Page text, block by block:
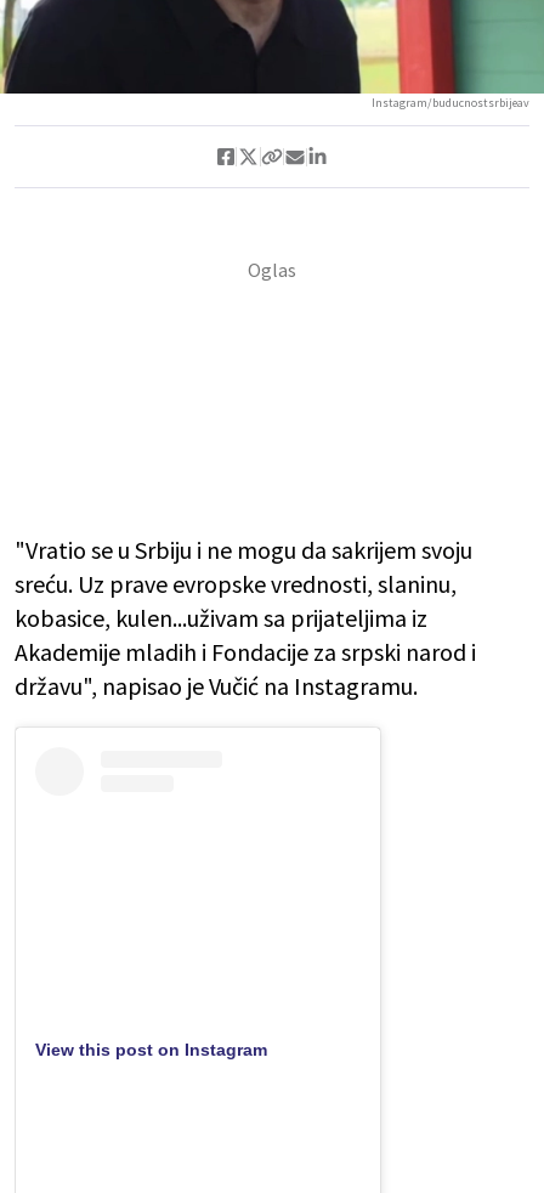
Instagram/buducnostsrbijeav
"Vratio se u Srbiju i ne mogu da sakrijem svoju
sreću. Uz prave evropske vrednosti, slaninu,
kobasice, kulen...uživam sa prijateljima iz
Akademije mladih i Fondacije za srpski narod i
državu", napisao je Vučić na Instagramu.
View this post on Instagram